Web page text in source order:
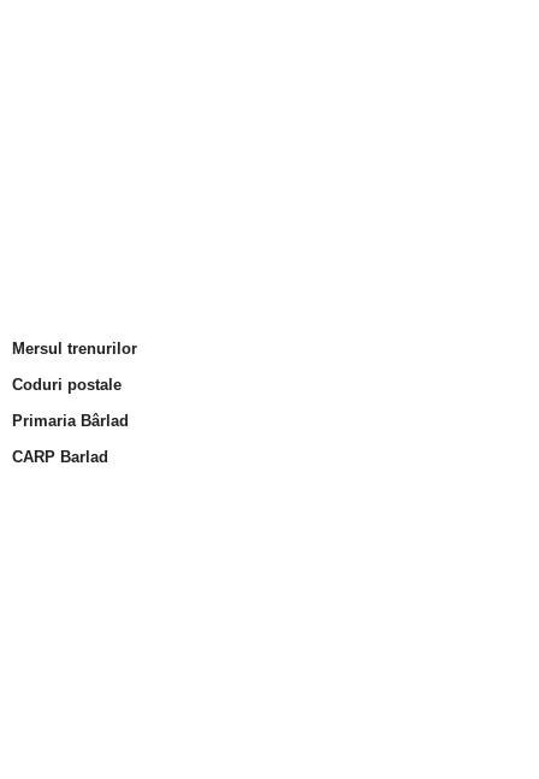
Mersul trenurilor
Coduri postale
Primaria Bârlad
CARP Barlad